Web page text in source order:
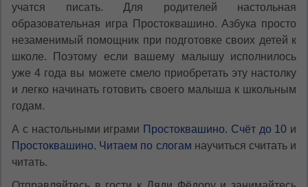
учатся писать. Для родителей настольная
образовательная игра Простоквашино. Азбука просто
незаменимый помощник при подготовке своих детей к
школе. Поэтому если вашему малышу исполнилось
уже 4 года вы можете смело приобретать эту настолку
и легко начинать готовить своего малыша к школьным
годам.
А с настольными играми Простоквашино. Счёт до 10 и
Простоквашино. Читаем по слогам научиться считать и
читать.